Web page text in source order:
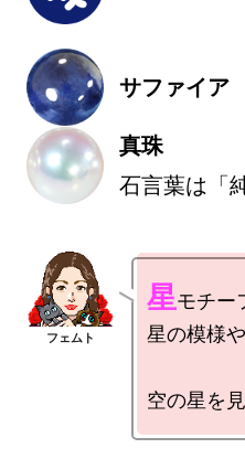
サファイア
真珠
石言葉は「
星モチー
星の模様
空の星を